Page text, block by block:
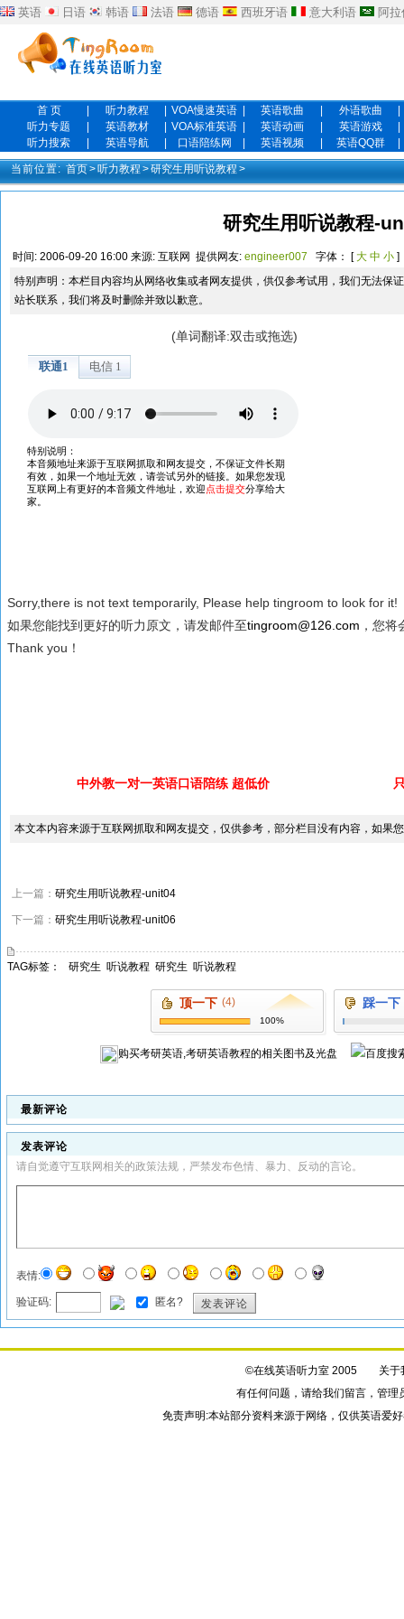
英语 日语 韩语 法语 德语 西班牙语 意大利语 阿
首 页 听力教程 VOA慢速英语 英语歌曲 外语歌曲
听力专题
英语教材 VOA标准英语 英语动画 英语游戏
听力搜索
英语导航 口语陪练网 英语视频 英语QQ群
当前位置: 首页>听力教程 >研究生用听说教程 >
研究生用听说教程-
时间: 2006-09-20 16:00 来源: 互联网 提供网友: engineer007 字体： [大 中 小 ]
特别声明：本栏目内容均从网络收集或者网友提供，供仅参考试用，我们无法保
站长联系，我们将及时删除并致以歉意。
(单词翻译:双击或拖选)
Sorry,there is not text temporarily, Please help tingroom to look for it!
如果您能找到更好的听力原文，请发邮件至tingroom@126.com ，您
Thank you！
中外教一对一英语口语陪练 超低价
本文本内容来源于互联网抓取和网友提交，仅供参考，部分栏目没有内容，如果
上一篇： 研究生用听说教程-unit04
下一篇： 研究生用听说教程-unit06
TAG标签： 研究生 听说教程 研究生 听说教程
顶一下 (4)
100%
踩一下
购买考研英语,考研英语教程的相关图书及光盘
最新评论
发表评论
请自觉遵守互联网相关的政策法规，严禁发布色情、暴力、反动的言论。
表情:
验证码: 匿名? 发表评论
©在线英语听力室 2005 关于
有任何问题，请给我们留言，管理
免责声明:本站部分资料来源于网络，仅供英语爱